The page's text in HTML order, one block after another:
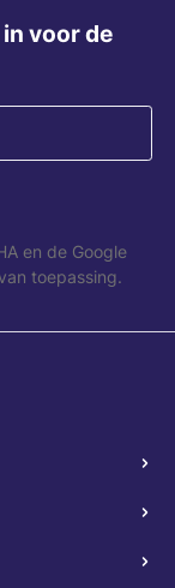
voor de
en de Google
toepassing.